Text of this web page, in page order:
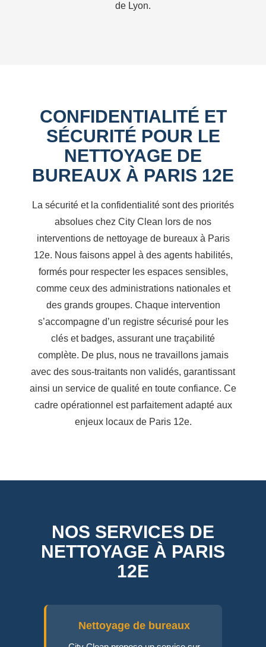
de Lyon.
CONFIDENTIALITÉ ET
SÉCURITÉ POUR LE
NETTOYAGE DE
BUREAUX À PARIS 12E
La sécurité et la confidentialité sont des priorités
absolues chez City Clean lors de nos
interventions de nettoyage de bureaux à Paris
12e. Nous faisons appel à des agents habilités,
formés pour respecter les espaces sensibles,
comme ceux des administrations nationales et
des grands groupes. Chaque intervention
s’accompagne d’un registre sécurisé pour les
clés et badges, assurant une traçabilité
complète. De plus, nous ne travaillons jamais
avec des sous-traitants non validés, garantissant
ainsi un service de qualité en toute confiance. Ce
cadre opérationnel est parfaitement adapté aux
enjeux locaux de Paris 12e.
NOS SERVICES DE
NETTOYAGE À PARIS
12E
Nettoyage de bureaux